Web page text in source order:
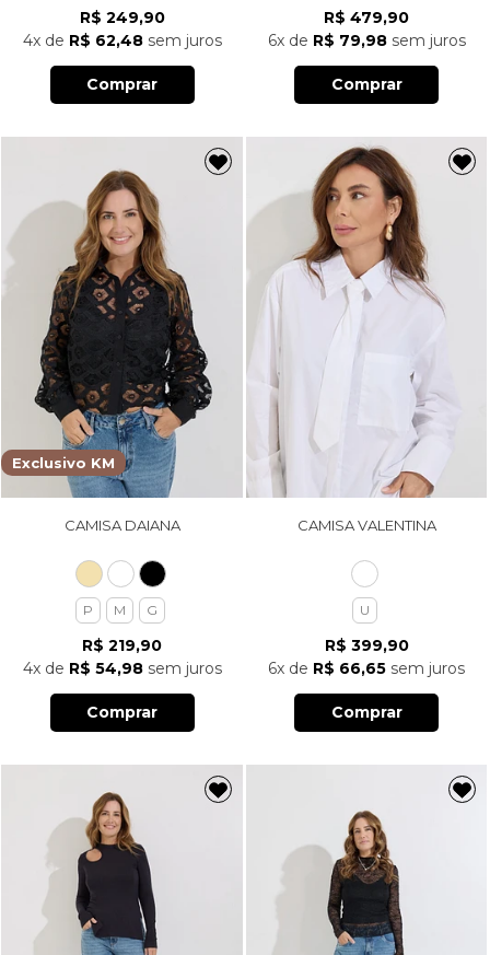
R$ 249,90
4xde R$ 62,48sem juros
Comprar
R$ 479,90
6xde R$ 79,98sem juros
Comprar
Exclusivo KM
CAMISA DAIANA
P M G
R$ 219,90
4xde R$ 54,98sem juros
Comprar
CAMISA VALENTINA
U
R$ 399,90
6x de R$ 66,65 sem juros
Comprar